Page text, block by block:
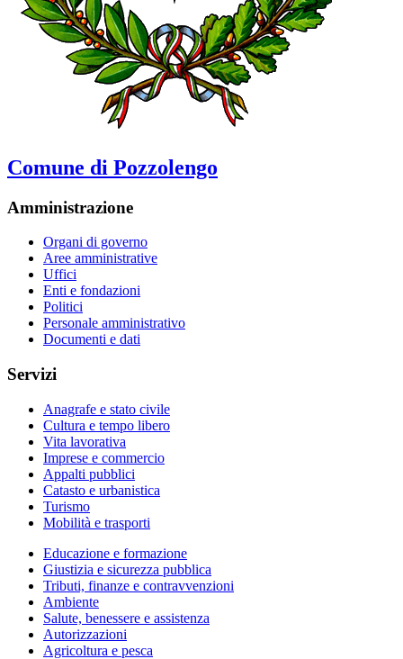
Comune di Pozzolengo
Amministrazione
Organi di governo
Aree amministrative
Uffici
Enti e fondazioni
Politici
Personale amministrativo
Documenti e dati
Servizi
Anagrafe e stato civile
Cultura e tempo libero
Vita lavorativa
Imprese e commercio
Appalti pubblici
Catasto e urbanistica
Turismo
Mobilità e trasporti
Educazione e formazione
Giustizia e sicurezza pubblica
Tributi, finanze e contravvenzioni
Ambiente
Salute, benessere e assistenza
Autorizzazioni
Agricoltura e pesca